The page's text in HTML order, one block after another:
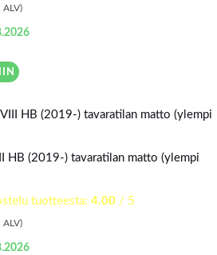
ALV)
HB (2019-) tavaratilan matto (ylempi
tuotteesta: 4.00/ 5
ALV)